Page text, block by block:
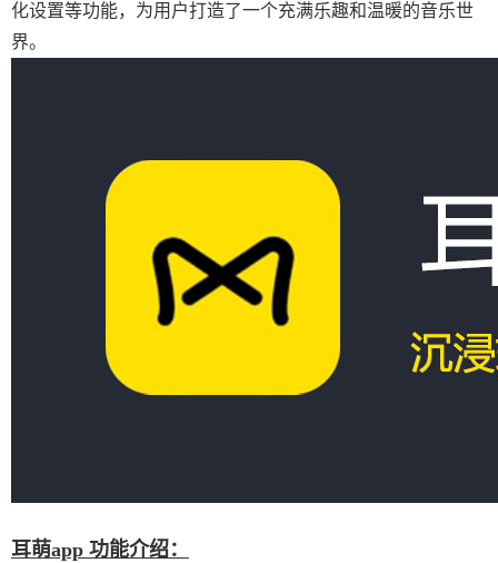
化设置等功能，为用户打造了一个充满乐趣和温暖的音乐世
界。
耳萌app 功能介绍：